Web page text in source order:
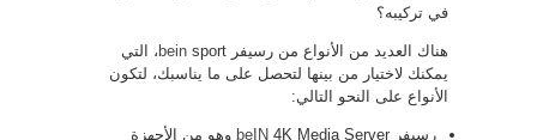
في تركيبه؟
هناك العديد من الأنواع من رسيفر bein sport، التي
يمكنك لاختيار من بينها لتحصل على ما يناسبك، لتكون
الأنواع على النحو التالي:
رسيفر beIN 4K Media Server وهو من الأجهزة